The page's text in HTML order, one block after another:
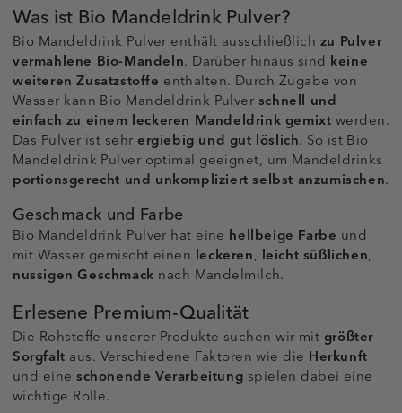
Was ist Bio Mandeldrink Pulver?
Bio Mandeldrink Pulver enthält ausschließlich zu Pulver
vermahlene Bio-Mandeln. Darüber hinaus sind keine
weiteren Zusatzstoffe enthalten. Durch Zugabe von
Wasser kann Bio Mandeldrink Pulverschnell und
einfach zu einem leckeren Mandeldrink gemixtwerden.
Das Pulver ist sehrergiebig und gut löslich. So ist Bio
Mandeldrink Pulver optimal geeignet, um Mandeldrinks
portionsgerecht und unkompliziert selbst anzumischen.
Geschmack und Farbe
Bio Mandeldrink Pulver hat eine hellbeige Farbe und
mit Wasser gemischt einen leckeren, leicht süßlichen,
nussigen Geschmack nach Mandelmilch.
Erlesene Premium-Qualität
Die Rohstoffe unserer Produkte suchen wir mitgrößter
Sorgfalt aus. Verschiedene Faktoren wie die Herkunft
und eineschonende Verarbeitung spielen dabei eine
wichtige Rolle.